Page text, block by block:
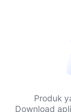
Produk
Download